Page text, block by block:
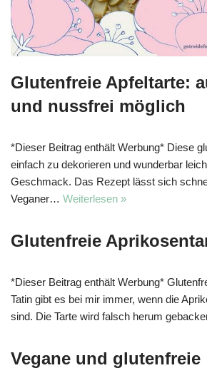
Glutenfreie Apfeltarte:
und nussfrei möglich
*Dieser Beitrag enthält Werbung* Diese
einfach zu dekorieren und wunderbar
Geschmack. Das Rezept lässt sich
Veganer… Weiterlesen »
Glutenfreie
*Dieser Beitrag enthält Werbung*
Tatin gibt es bei mir immer, wenn die
sind. Die Tarte wird falsch herum
Vegane und glutenfreie